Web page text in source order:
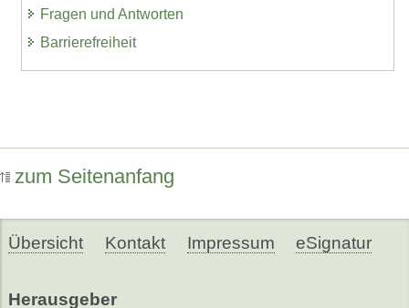
Fragen und Antworten
Barrierefreiheit
zum Seitenanfang
Übersicht Kontakt Impressum eSignatur
Herausgeber